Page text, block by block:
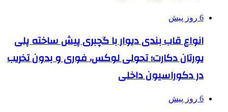
6 روز پیش
انواع قاب بندی دیوار با گچبری پیش ساخته پلی
یورتان دکارت؛ تحولی لوکس، فوری و بدون تخریب
در دکوراسیون داخلی
6 روز پیش